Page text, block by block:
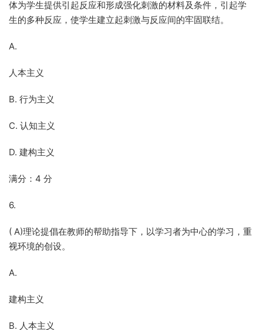
体为学生提供引起反应和形成强化刺激的材料及条件，引起学
生的多种反应，使学生建立起刺激与反应间的牢固联结。
A.
人本主义
B. 行为主义
C. 认知主义
D. 建构主义
满分：4 分
6.
( A)理论提倡在教师的帮助指导下，以学习者为中心的学习，重
视环境的创设。
A.
建构主义
B. 人本主义